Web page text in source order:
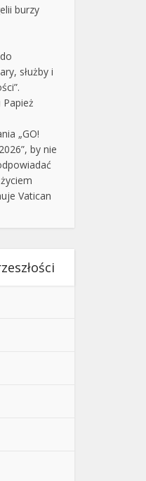
burzy
służby i
„GO!
by nie
Vatican